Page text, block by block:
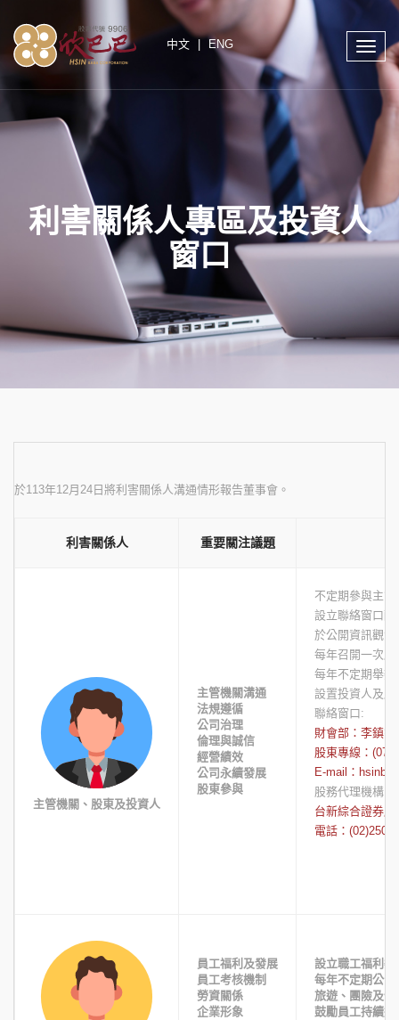
Toggle
中文 ENG
利害關係人專區及投資人
窗口
於113年12月24日將利害關係人溝通情形報告董事會。
利害關係人 重要關注議題
主管機關、股東及投資人
主管機關溝通
法規遵循
公司治理
倫理與誠信
經營績效
公司永續發展
股東參與
不定期參與主
設立聯絡窗口
於公開資訊觀
每年召開一次
每年不定期舉辦
設置投資人及
聯絡窗口:
財會部：李鎮宇
股東專線：
E-mail：
股務代理機構：
台新綜合證券
電話：
員工福利及發展
員工考核機制
勞資關係
企業形象
設立職工福利委
每年不定期公
旅遊、團險及健
鼓勵員工持續進